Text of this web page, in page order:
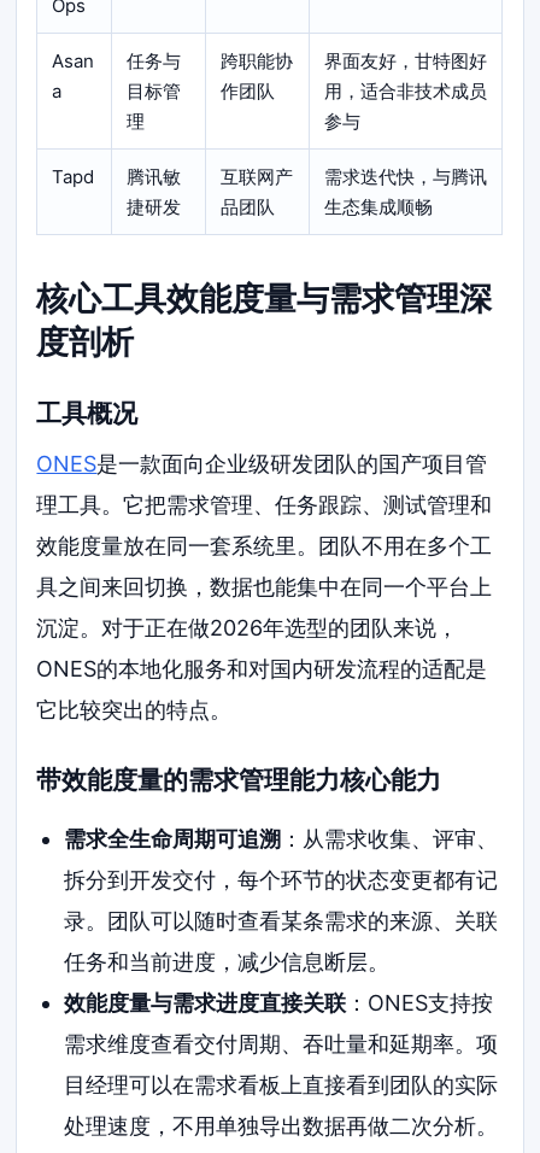
Ops
Asan
a
任务与
目标管
理
跨职能协
作团队
界面友好，甘特图好
用，适合非技术成员
参与
Tapd
腾讯敏
捷研发
互联网产
品团队
需求迭代快，与腾讯
生态集成顺畅
核心工具效能度量与需求管理深
度剖析
工具概况
ONES是一款面向企业级研发团队的国产项目管
理工具。它把需求管理、任务跟踪、测试管理和
效能度量放在同一套系统里。团队不用在多个工
具之间来回切换，数据也能集中在同一个平台上
沉淀。对于正在做2026年选型的团队来说，
ONES的本地化服务和对国内研发流程的适配是
它比较突出的特点。
带效能度量的需求管理能力核心能力
需求全生命周期可追溯 ：从需求收集、评审、
拆分到开发交付，每个环节的状态变更都有记
录。团队可以随时查看某条需求的来源、关联
任务和当前进度，减少信息断层。
效能度量与需求进度直接关联：ONES支持按
需求维度查看交付周期、吞吐量和延期率。项
目经理可以在需求看板上直接看到团队的实际
处理速度，不用单独导出数据再做二次分析。